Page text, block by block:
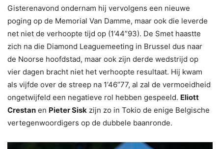
Gisterenavond ondernam hij vervolgens een nieuwe
poging op de Memorial Van Damme, maar ook die leverde
net niet de verhoopte tijd op (1’44”93). De Smet haastte
zich na die Diamond Leaguemeeting in Brussel dus naar
de Noorse hoofdstad, maar ook zijn derde wedstrijd op
vier dagen bracht niet het verhoopte resultaat. Hij kwam
als vijfde over de streep na 1’46”77, al zal de vermoeidheid
ongetwijfeld een negatieve rol hebben gespeeld. Eliott
Crestan en Pieter Sisk zijn zo in Tokio de enige Belgische
vertegenwoordigers op de dubbele baanronde.